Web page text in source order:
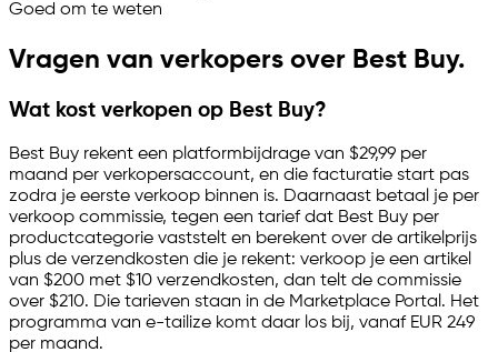
Goed om te weten
Vragen van verkopers over Best Buy.
Wat kost verkopen op Best Buy?
Best Buy rekent een platformbijdrage van $29,99 per
maand per verkopersaccount, en die facturatie start pas
zodra je eerste verkoop binnen is. Daarnaast betaal je per
verkoop commissie, tegen een tarief dat Best Buy per
productcategorie vaststelt en berekent over de artikelprijs
plus de verzendkosten die je rekent: verkoop je een artikel
van $200 met $10 verzendkosten, dan telt de commissie
over $210. Die tarieven staan in de Marketplace Portal. Het
programma van e-tailize komt daar los bij, vanaf EUR 249
per maand.